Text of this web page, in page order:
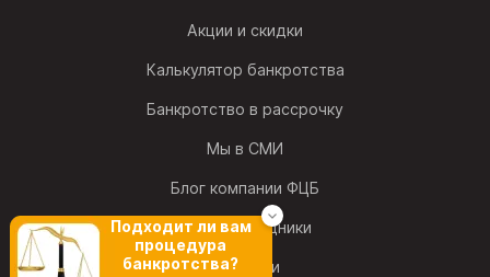
Акции и скидки
Калькулятор банкротства
Банкротство в рассрочку
Мы в СМИ
Блог компании ФЦБ
Наши сотрудники
Вакансии
Подходит ли вам
процедура
банкротства?